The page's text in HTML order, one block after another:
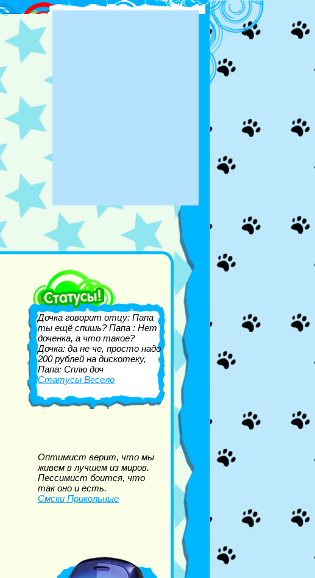
Дочка говорит отцу: Папа
ты ещё спишь? Папа : Нет
доченка, а что такое?
Дочка: да не че, просто надо
200 рублей на дискотеку,
Папа: Сплю доч
Статусы Весело
Оптимист верит, что мы
живем в лучшем из миров.
Пессимист боится, что
так оно и есть.
Смски Прикольные